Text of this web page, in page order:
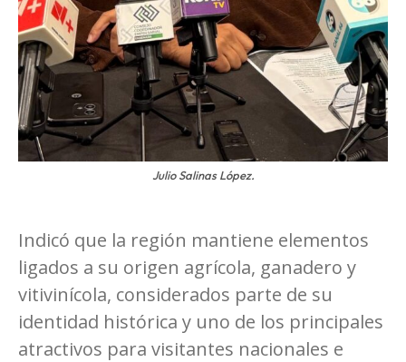
Julio Salinas López.
Indicó que la región mantiene elementos
ligados a su origen agrícola, ganadero y
vitivinícola, considerados parte de su
identidad histórica y uno de los principales
atractivos para visitantes nacionales e